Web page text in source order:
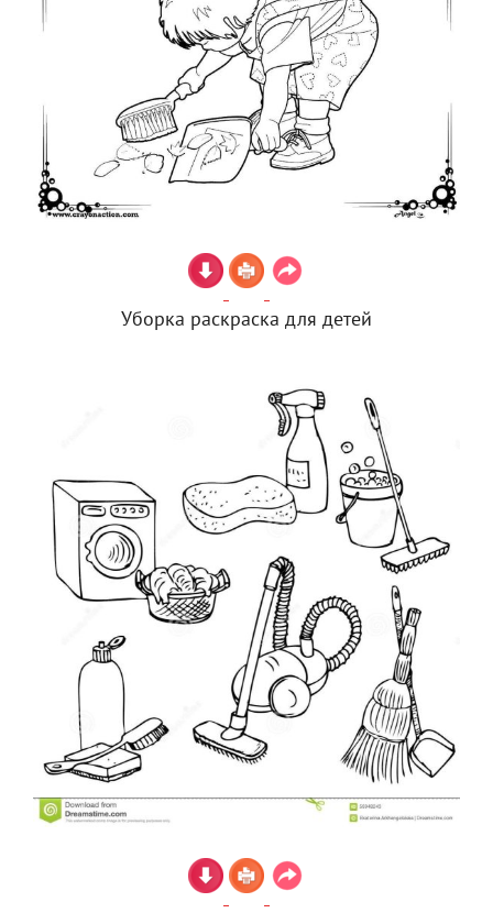
Уборка раскраска для детей